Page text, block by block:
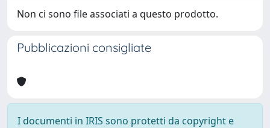
Non ci sono file associati a questo prodotto.
Pubblicazioni consigliate
I documenti in IRIS sono protetti da copyright e